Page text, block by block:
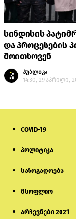
სინდისის
და პროცესების
მოითხოვენ
პუბლიკა
14:30, 29 აპრილი,
COVID-19
პოლიტიკა
საზოგადოება
მსოფლიო
არჩევნები 2021